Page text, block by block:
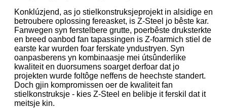
Konklúzjend, as jo stielkonstruksjeprojekt in alsidige en
betroubere oplossing fereasket, is Z-Steel jo bêste kar.
Fanwegen syn ferstelbere grutte, poerbêste druksterkte
en breed oanbod fan tapassingen is Z-foarmich stiel de
earste kar wurden foar ferskate yndustryen. Syn
oanpasberens yn kombinaasje mei útsûnderlike
kwaliteit en duorsumens soarget derfoar dat jo
projekten wurde foltôge neffens de heechste standert.
Doch gjin kompromissen oer de kwaliteit fan
stielkonstruksje - kies Z-Steel en belibje it ferskil dat it
meitsje kin.